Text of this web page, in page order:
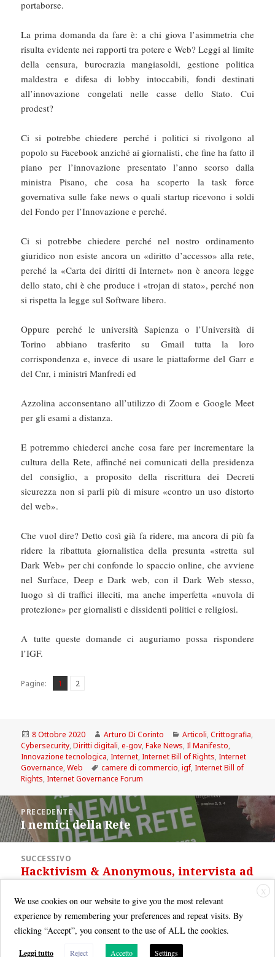
portaborse.
La prima domanda da fare è: a chi giova l’asimmetria che
risulta evidente nei rapporti tra potere e Web? Leggi al limite
della censura, burocrazia mangiasoldi, gestione politica
maldestra e difesa di lobby intoccabili, fondi destinati
all’innovazione congelati nelle casse dello Stato. Cui
prodest?
Ci si potrebbe chiedere perché i politici si rivolgono al
popolo su Facebook anziché ai giornalisti, che fine ha fatto il
piano per l’innovazione presentato l’anno scorso dalla
ministra Pisano, che cosa ha scoperto la task force
governativa sulle fake news o quali startup ricevono i soldi
del Fondo per l’Innovazione e perché.
Ci si potrebbe chiedere perché nel nostro ordinamento
giuridico non esiste ancora un «diritto d’accesso» alla rete,
perché la «Carta dei diritti di Internet» non è ancora legge
dello stato, chi è che produce i «trojan di stato», perché non
si rispetta la legge sul Software libero.
Oppure perché le università Sapienza o l’Università di
Torino abbiano trasferito su Gmail tutta la loro
corrispondenza e, invece di usare le piattaforme del Garr e
del Cnr, i ministri Manfredi ed
Azzolina acconsentano all’utilizzo di Zoom e Google Meet
per gli esami a distanza.
E potremmo chiederci anche cosa fare per incrementare la
cultura della Rete, affinché nei comunicati della presidenza
del consiglio, a proposito della riscrittura dei Decreti
sicurezza non si parli più di misure «contro un uso distorto
del web».
Che vuol dire? Detto così già fa ridere, ma ancora di più fa
ridere la ribattuta giornalistica della presunta «stretta sul
Dark Web» per chi confonde lo spaccio online, che avviene
nel Surface, Deep e Dark web, con il Dark Web stesso,
luogo sì di traffici illeciti, ma anche imperfetta «nuvola di
protezione» per giornalisti e dissidenti politici e religiosi.
A tutte queste domande ci auguriamo possa rispondere
l’IGF.
Pagine: Pagina
1 ,
Pagina
2
Scritto
il
8 Ottobre 2020 Autore
Arturo Di Corinto Categorie
Articoli,Crittografia,
Cybersecurity,Diritti digitali,e-gov,Fake News,Il Manifesto,
Innovazione tecnologica,Internet,Internet Bill of Rights,Internet
Governance,Web Tag
camere di commercio,igf,Internet Bill of
Rights,Internet Governance Forum
Navigazione
articoliPRECEDENTE
Articolo
precedente:
I nemici della Rete
SUCCESSIVO
Articolo
Hacktivism & Anonymous, intervista ad
X
We use cookies on our website to give you the most relevant
experience by remembering your preferences and repeat visits. By
clicking “Accept”, you consent to the use of ALL the cookies.
Leggi tutto Reject Accetto Settings